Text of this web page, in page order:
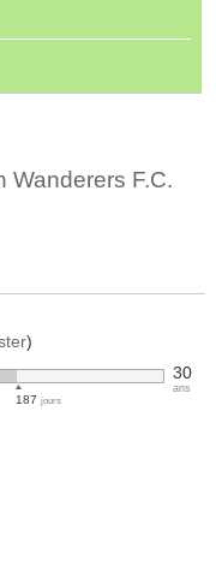
Wanderers F.C.
)
187jours
30
ans